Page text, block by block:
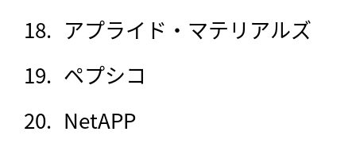
アプライド・マテリアルズ
ペプシコ
NetAPP